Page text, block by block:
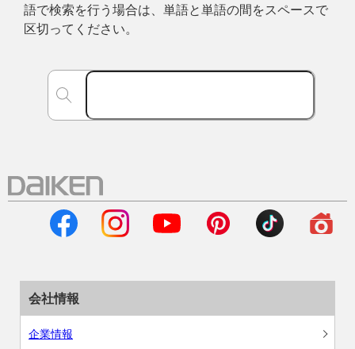
語で検索を行う場合は、単語と単語の間をスペースで
区切ってください。
会社情報
企業情報